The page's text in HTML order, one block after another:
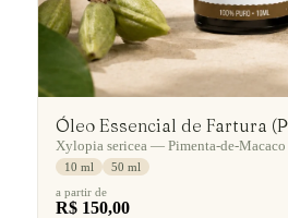
Óleo Essencial de Fartura
Xylopia sericea — Pimenta-de-Macaco
10 ml
50 ml
a partir de
R$ 150,00